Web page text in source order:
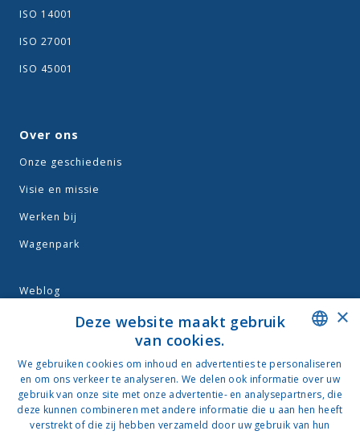
ISO 14001
ISO 27001
ISO 45001
Over ons
Onze geschiedenis
Visie en missie
Werken bij
Wagenpark
Weblog
Algemene voorwaarden
Contact
DUTCH
NEDERLANDS
×
Deze website maakt gebruik
van cookies.
We gebruiken cookies om inhoud en advertenties te personaliseren
en om ons verkeer te analyseren. We delen ook informatie over uw
gebruik van onze site met onze advertentie- en analysepartners, die
deze kunnen combineren met andere informatie die u aan hen heeft
verstrekt of die zij hebben verzameld door uw gebruik van hun